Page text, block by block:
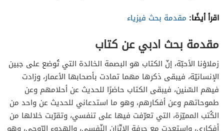
اقرأ أيضًا: مقدمة بحث فيزياء
مقدمة بحث ادبي عن كتاب
زملاؤنا الأحبّة، إنّ الكتاب هو البصمة الخالدة التي تُوضع على جبين
الإنسانيّة، فيبقى ذكرها مهما تمادت بأصحابها الأعمار، وزادت
فيهم السّنين، فيبقى الكتاب حاضرًا للحديث عن أحلامهم وعن
طموحاتهم وعن أفكارهم، وهو ما استدعاني للحديث عن واحد من
الكُتب المميّزة، التي تعرّفت فيها على تنفسي، وتقرّبت خلالها من